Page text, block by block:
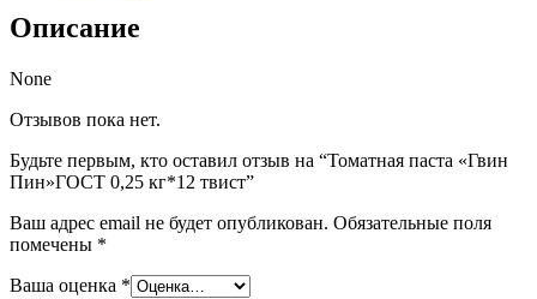
Описание
None
Отзывов пока нет.
Будьте первым, кто оставил отзыв на “Томатная паста «Гвин
Пин»ГОСТ 0,25 кг*12 твист”
Ваш адрес email не будет опубликован. Обязательные поля
помечены *
Ваша оценка *